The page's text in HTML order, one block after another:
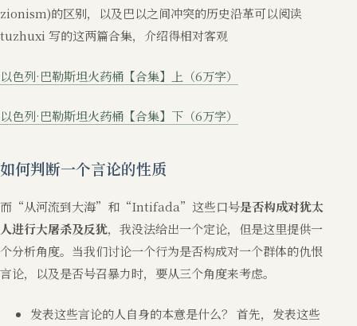
zionism)的区别，以及巴以之间冲突的历史沿革可以阅读
tuzhuxi 写的这两篇合集，介绍得相对客观
以色列·巴勒斯坦火药桶【合集】上（6万字）
以色列·巴勒斯坦火药桶【合集】下（6万字）
如何判断一个言论的性质
而“从河流到大海”和“Intifada”这些口号是否构成对犹太
人进行大屠杀及反犹，我没法给出一个定论，但是这里提供一
个分析角度。当我们讨论一个行为是否构成对一个群体的仇恨
言论，以及是否号召暴力时，要从三个角度来考虑。
发表这些言论的人自身的本意是什么？ 首先，发表这些